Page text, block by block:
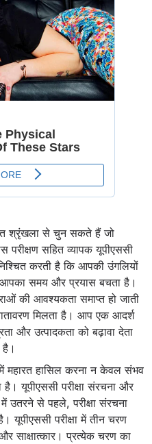
श्रृंखला से चुन सकते हैं जो
परीक्षण सहित व्यापक यूपीएससी
करती है कि आपकी उंगलियों
समय और प्रयास बचता है।
की आवश्यकता समाप्त हो जाती
मिलता है। आप एक आदर्श
और उत्पादकता को बढ़ावा देता
है।
महारत हासिल करना न केवल संभव
है। यूपीएससी परीक्षा संरचना और
उतरने से पहले, परीक्षा संरचना
परीक्षा में तीन चरण
और साक्षात्कार। प्रत्येक चरण का